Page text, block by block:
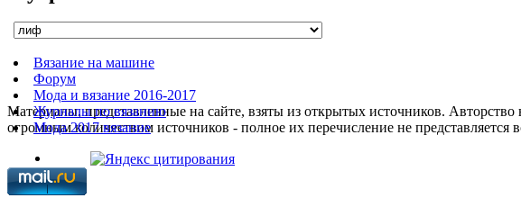
Вязание на машине
Форум
Мода и вязание 2016-2017
Журналы по вязанию
Мода 2017 вязание
Материалы, представленные на сайте, взяты из открытых источников.
огромным количеством источников - полное их перечисление не представляется